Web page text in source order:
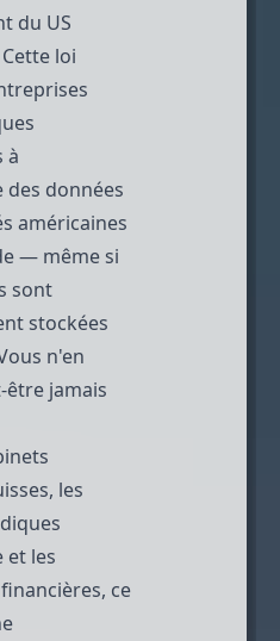
du US
Cette loi
à
données
américaines
— même si
sont
stockées
n'en
être jamais
les
et les
ce